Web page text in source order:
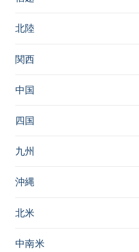
北陸
関西
中国
四国
九州
沖縄
北米
中南米